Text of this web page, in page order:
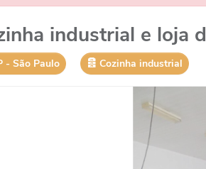
industrial e loja
‐ São Paulo Cozinha industrial